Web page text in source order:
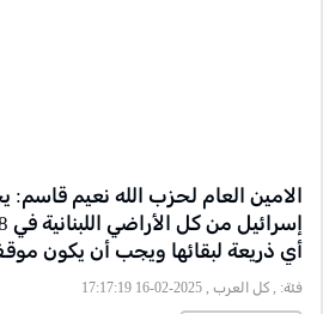
الامين العام لحزب الله نعيم
أي ذريعة لبقائها ويجب أن يكون موقف
وحاسمًا
فئة: , كل العرب , 2025-02-16 17:17:19